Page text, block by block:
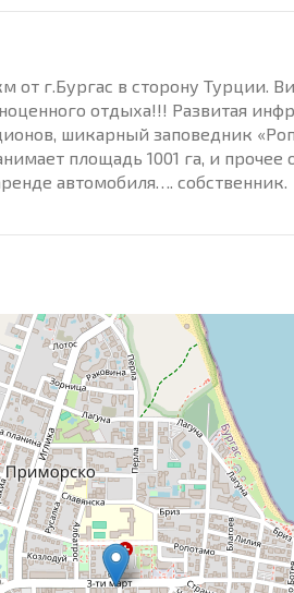
г.Бургас в сторону Турции.
отдыха!!! Развитая
шикарный заповедник
площадь 1001 га, и прочее
автомобиля…. собственник.